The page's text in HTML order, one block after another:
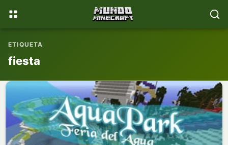
📚 💎
ETIQUETA
fiesta